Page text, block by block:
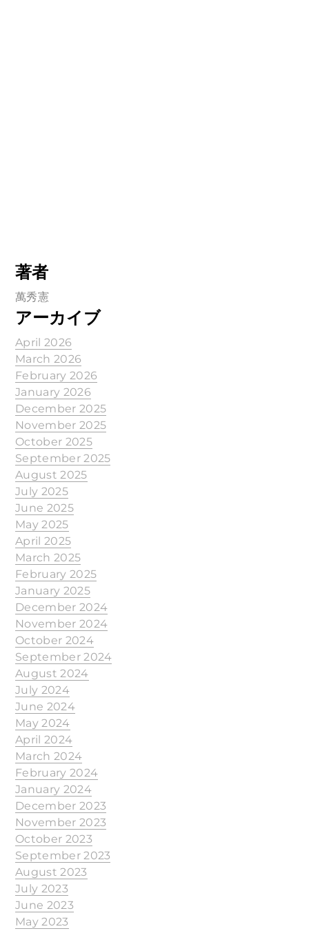
著者
萬秀憲
アーカイブ
April 2026
March 2026
February 2026
January 2026
December 2025
November 2025
October 2025
September 2025
August 2025
July 2025
June 2025
May 2025
April 2025
March 2025
February 2025
January 2025
December 2024
November 2024
October 2024
September 2024
August 2024
July 2024
June 2024
May 2024
April 2024
March 2024
February 2024
January 2024
December 2023
November 2023
October 2023
September 2023
August 2023
July 2023
June 2023
May 2023